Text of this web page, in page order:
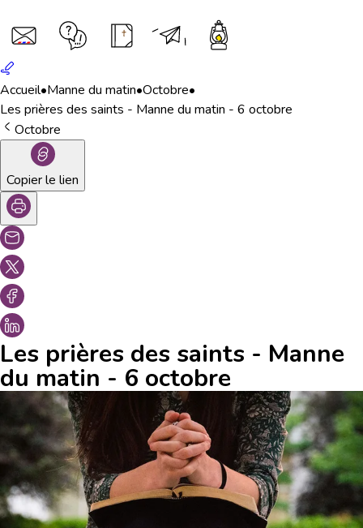
Accueil•Manne du matin•Octobre•
Les prières des saints - Manne du matin - 6 octobre
Octobre
Copier le lien
Les prières des saints - Manne
du matin - 6 octobre